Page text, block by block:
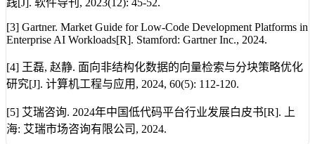
践[J]. 软件导刊, 2023(12): 45-52.
[3] Gartner. Market Guide for Low-Code Development Platforms in
Enterprise AI Workloads[R]. Stamford: Gartner Inc., 2024.
[4] 王磊, 赵静. 面向非结构化数据的向量检索与分块策略优化
研究[J]. 计算机工程与应用, 2024, 60(5): 112-120.
[5] 艾瑞咨询. 2024年中国低代码平台行业发展白皮书[R]. 上
海: 艾瑞市场咨询有限公司, 2024.